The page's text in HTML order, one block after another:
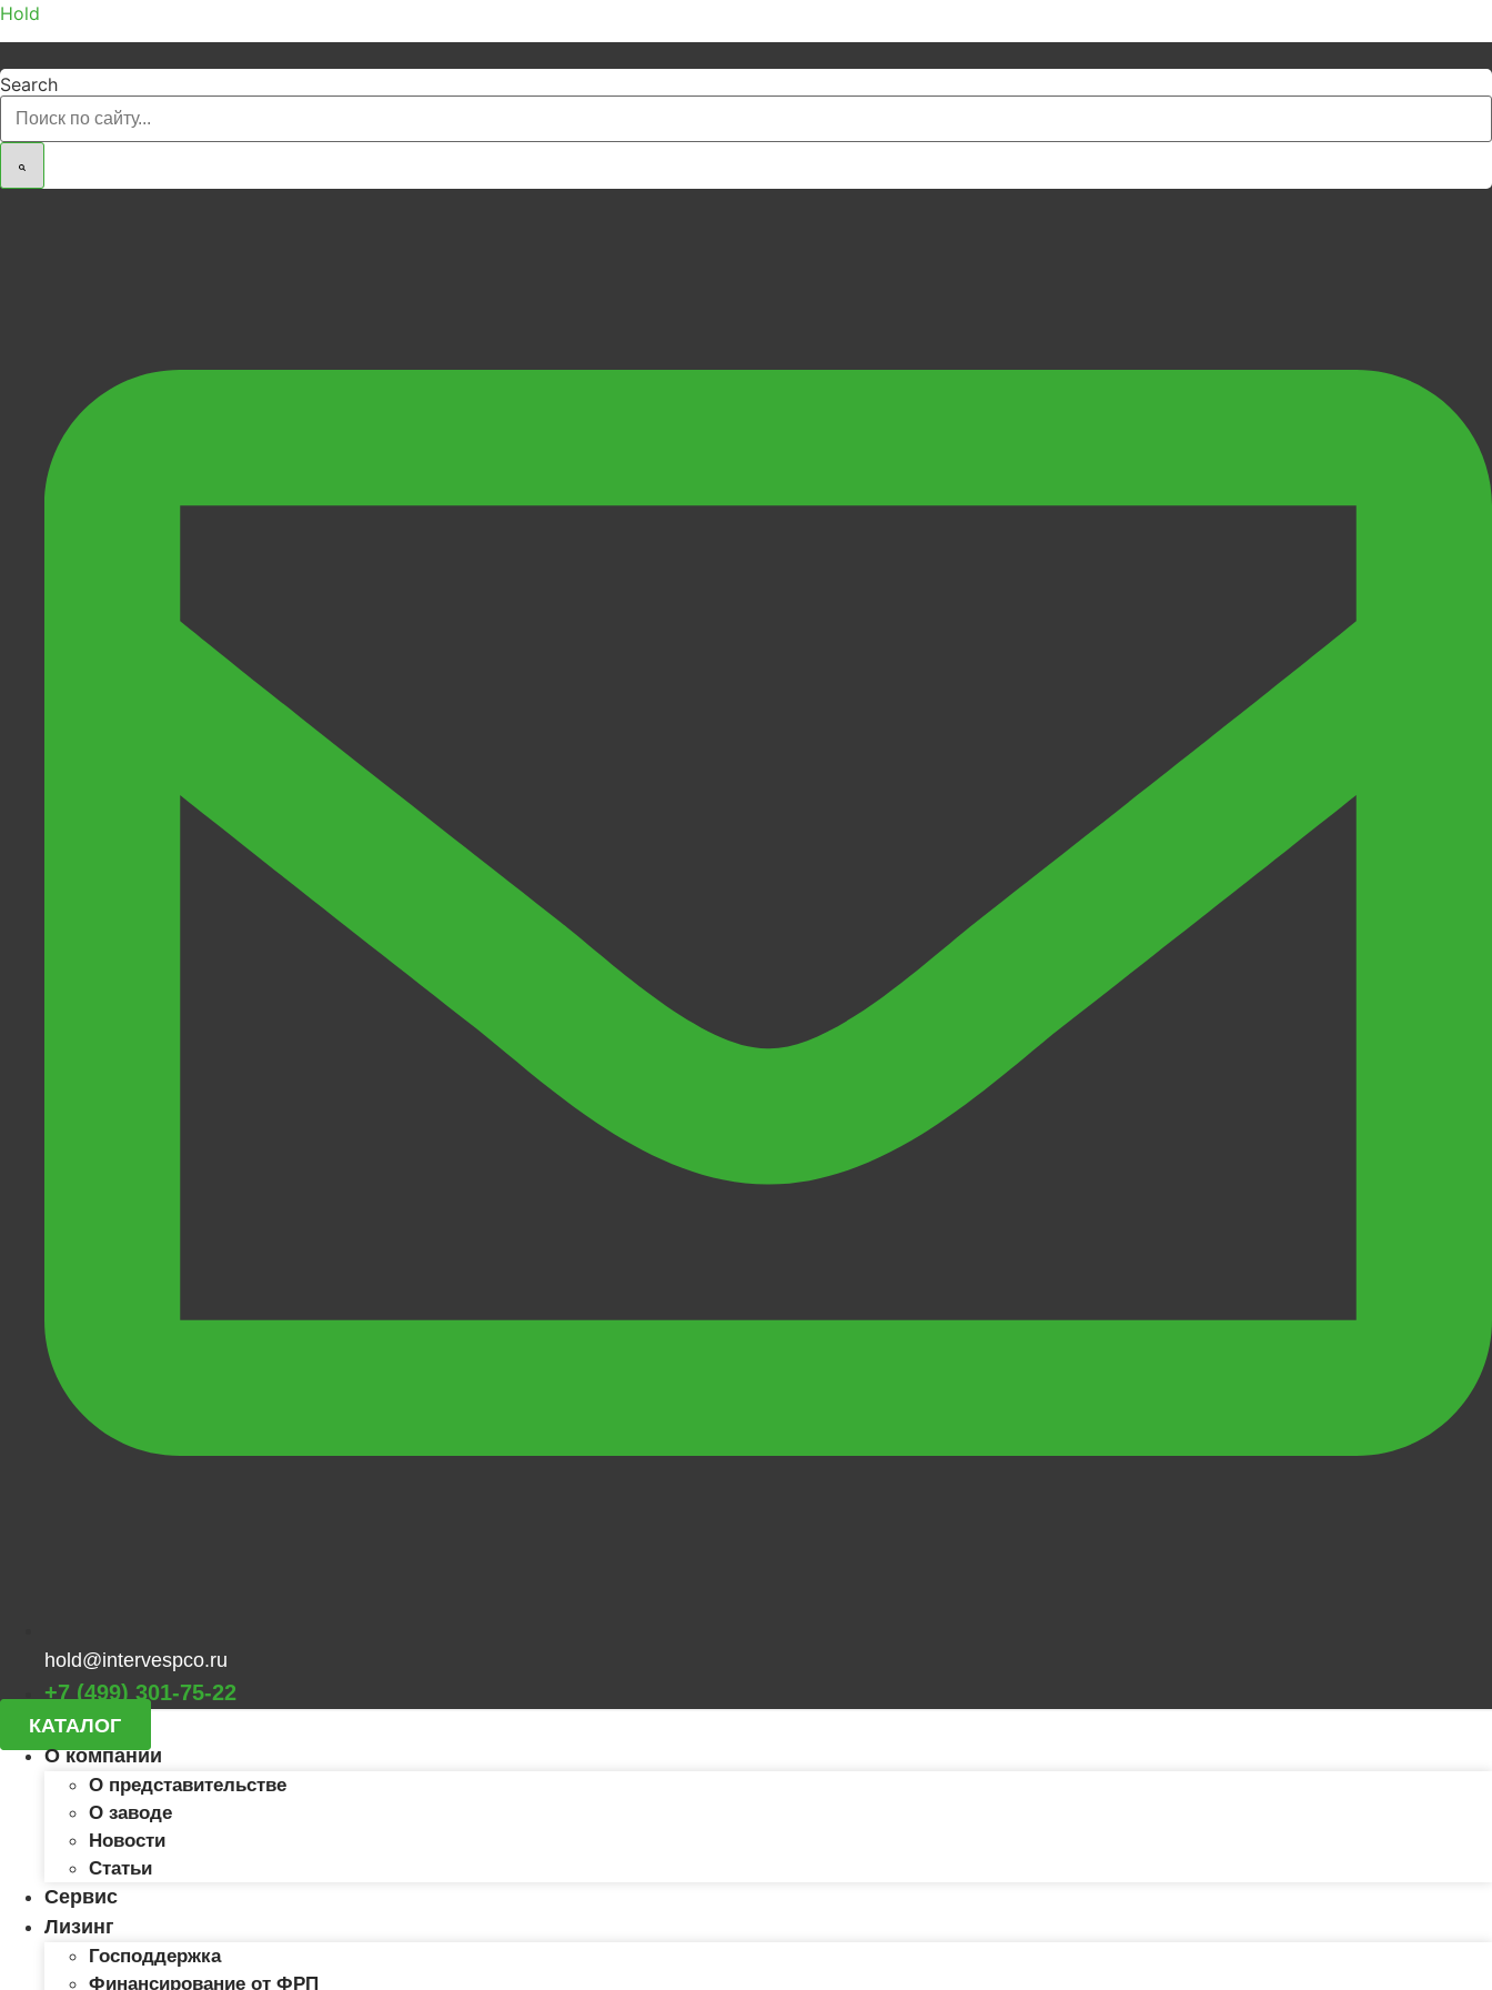
Hold
Search
hold@intervespco.ru
+7 (499) 301-75-22
КАТАЛОГ
О компании
О представительстве
О заводе
Новости
Статьи
Сервис
Лизинг
Господдержка
Финансирование от ФРП